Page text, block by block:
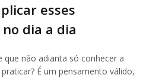
esses
dia a dia
que não adianta só conhecer a
É um pensamento válido,